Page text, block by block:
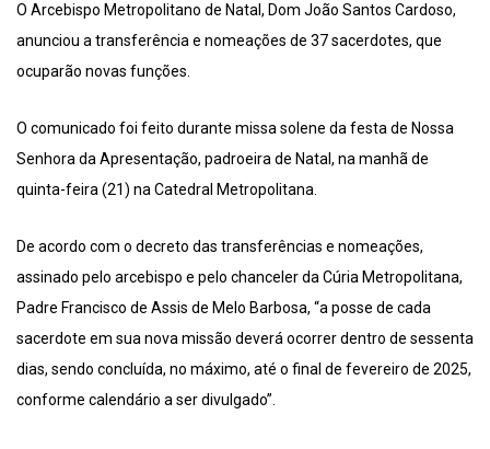
O Arcebispo Metropolitano de Natal, Dom João Santos Cardoso,
anunciou a transferência e nomeações de 37 sacerdotes, que
ocuparão novas funções.
O comunicado foi feito durante missa solene da festa de Nossa
Senhora da Apresentação, padroeira de Natal, na manhã de
quinta-feira (21) na Catedral Metropolitana.
De acordo com o decreto das transferências e nomeações,
assinado pelo arcebispo e pelo chanceler da Cúria Metropolitana,
Padre Francisco de Assis de Melo Barbosa, “a posse de cada
sacerdote em sua nova missão deverá ocorrer dentro de sessenta
dias, sendo concluída, no máximo, até o final de fevereiro de 2025,
conforme calendário a ser divulgado”.